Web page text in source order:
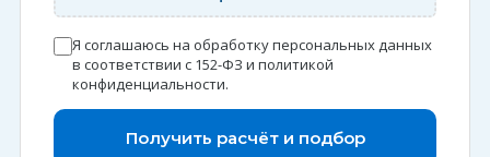
Я соглашаюсь на обработку персональных данных
в соответствии с 152-ФЗ и политикой
конфиденциальности.
Получить расчёт и подбор